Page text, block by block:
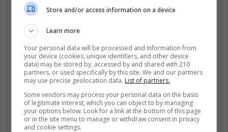
Store and/or access information on a device
Learn more
Your personal data will be processed and information from
your device (cookies, unique identifiers, and other device
data) may be stored by, accessed by and shared with 210
partners, or used specifically by this site. We and our partners
may use precise geolocation data. List of partners.
Some vendors may process your personal data on the basis
of legitimate interest, which you can object to by managing
your options below. Look for a link at the bottom of this page
or in the site menu to manage or withdraw consent in privacy
and cookie settings.